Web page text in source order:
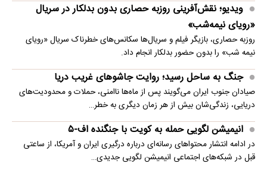
ویدیو؛ نقش‌آفرینی روزبه حصاری بدون بدلکار در سریال
«رویای نیمه‌شب»
روزبه حصاری، بازیگر فیلم و سریال‌ها سکانس‌های خطرناک سریال «رویای
نیمه شب» را بدون حضور بدلکار انجام داد.
جنگ به ساحل رسید؛ روایت جاشوهای غریب دریا
صیادان جنوب ایران می‌گویند پس از ماه‌ها ناامنی، حملات و محدودیت‌های
دریایی، زندگی‌شان بیش از هر زمان دیگری به خطر…
انیمیشن لگویی حمله به کویت با جنگنده اف-۵
در ادامه انتشار محتواهای رسانه‌ای درباره درگیری ایران و آمریکا، از ساعتی
قبل در شبکه‌های اجتماعی انیمیشن لگویی جدیدی…